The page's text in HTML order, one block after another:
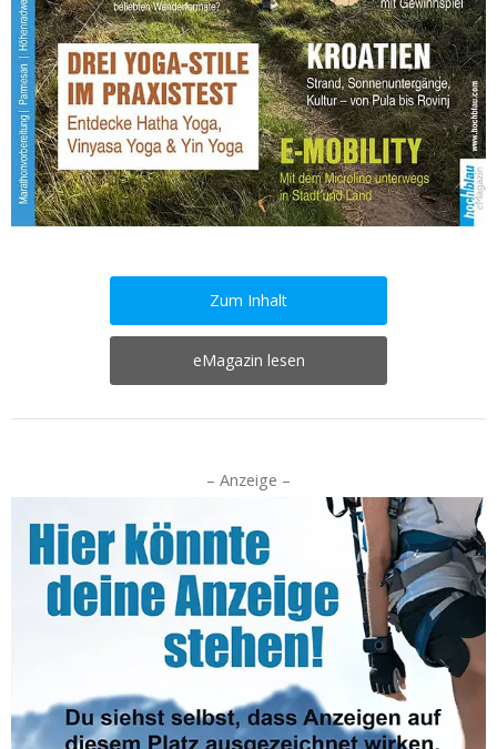
Zum Inhalt
eMagazin lesen
– Anzeige –